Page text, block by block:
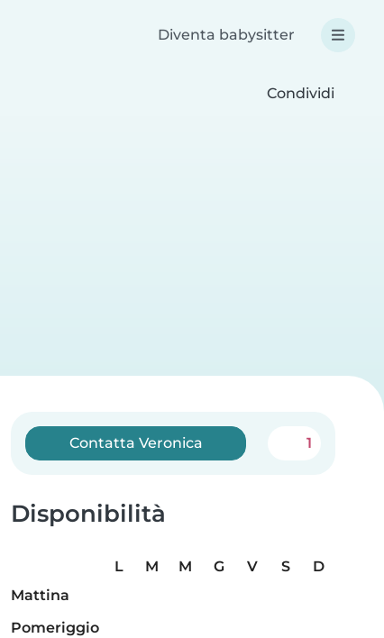
Diventa babysitter
Condividi
Contatta Veronica 1
Disponibilità
L M M G V S
D
Mattina
Pomeriggio